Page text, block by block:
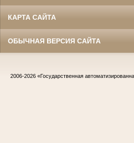
КАРТА САЙТА
ОБЫЧНАЯ ВЕРСИЯ САЙТА
2006-2026 «Государственная